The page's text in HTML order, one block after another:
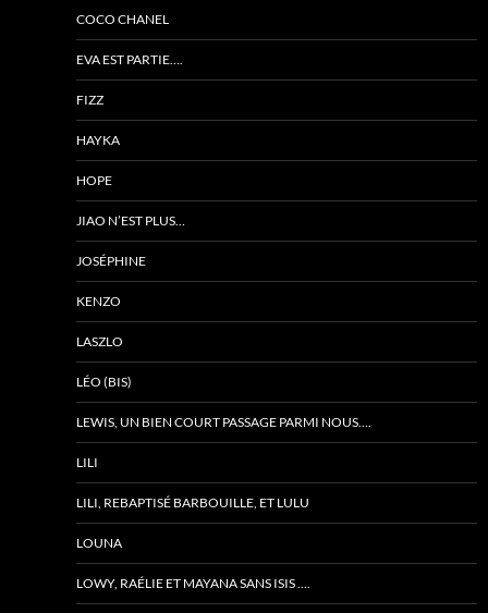
COCO CHANEL
EVA EST PARTIE….
FIZZ
HAYKA
HOPE
JIAO N’EST PLUS…
JOSÉPHINE
KENZO
LASZLO
LÉO (BIS)
LEWIS, UN BIEN COURT PASSAGE PARMI NOUS….
LILI
LILI, REBAPTISÉ BARBOUILLE, ET LULU
LOUNA
LOWY, RAÉLIE ET MAYANA SANS ISIS ….